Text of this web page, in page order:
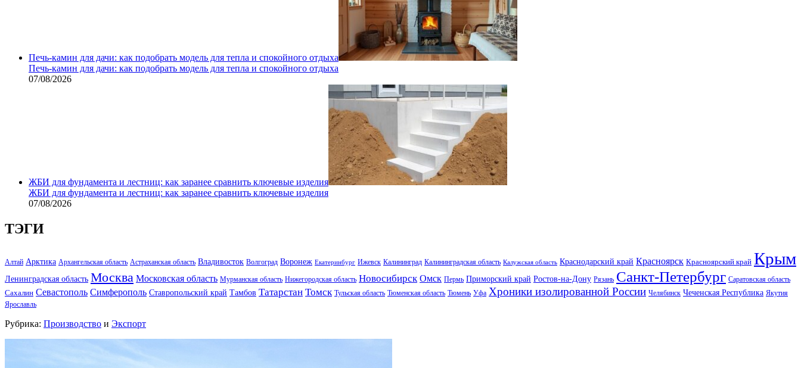
Печь-камин для дачи: как подобрать модель для тепла и спокойного отдыха
Печь-камин для дачи: как подобрать модель для тепла и спокойного отдыха
07/08/2026
ЖБИ для фундамента и лестниц: как заранее сравнить ключевые изделия
ЖБИ для фундамента и лестниц: как заранее сравнить ключевые изделия
07/08/2026
ТЭГИ
Алтай Арктика Архангельская область Астраханская область Владивосток Волгоград Воронеж Екатеринбург Ижевск Калининград Калининградская область Калужская область Краснодарский край Красноярск Красноярский край Крым
Ленинградская область Москва Московская область Мурманская область Нижегородская область Новосибирск Омск Пермь Приморский край Ростов-на-Дону Рязань Санкт-Петербург Саратовская область
Сахалин Севастополь Симферополь Ставропольский край Тамбов Татарстан Томск Тульская область Тюменская область Тюмень Уфа Хроники изолированной России Челябинск Чеченская Республика Якутия
Ярославль
Рубрика: Производство и Экспорт